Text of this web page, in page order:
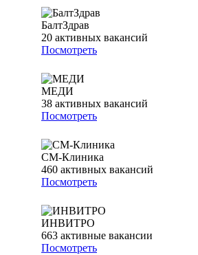
БалтЗдрав
20 активных вакансий
Посмотреть
МЕДИ
38 активных вакансий
Посмотреть
СМ-Клиника
460 активных вакансий
Посмотреть
ИНВИТРО
663 активные вакансии
Посмотреть